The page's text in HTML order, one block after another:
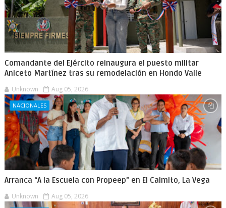
Comandante del Ejército reinaugura el puesto militar
Aniceto Martínez tras su remodelación en Hondo Valle
Unknown Aug 05, 2026
NACIONALES
Arranca “A la Escuela con Propeep” en El Caimito, La Vega
Unknown Aug 05, 2026